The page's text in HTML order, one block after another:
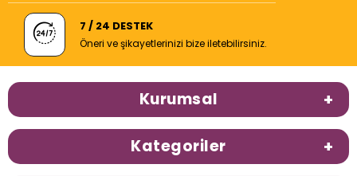
7 / 24 DESTEK
Öneri ve şikayetlerinizi bize iletebilirsiniz.
Kurumsal
Kategoriler